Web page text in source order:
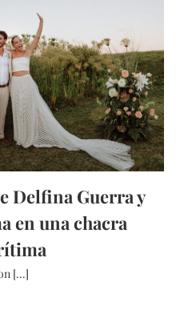
Delfina Guerra y
en una chacra
[...]